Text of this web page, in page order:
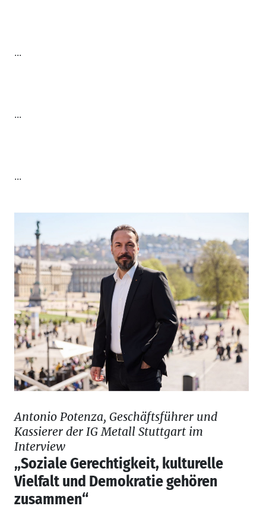
...
...
...
Antonio Potenza, Geschäftsführer und
Kassierer der IG Metall Stuttgart im
Interview
„Soziale Gerechtigkeit, kulturelle
Vielfalt und Demokratie gehören
zusammen“